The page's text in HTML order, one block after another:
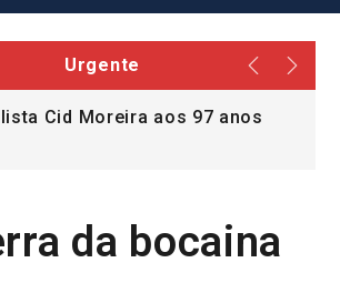
Urgente
Cid Moreira aos 97 anos
da bocaina